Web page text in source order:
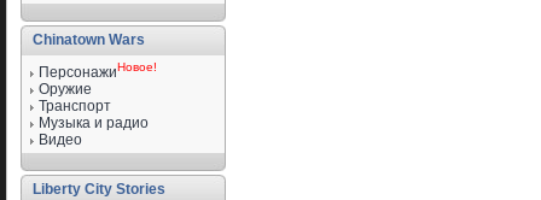
Chinatown Wars
ПерсонажиНовое!
Оружие
Транспорт
Музыка и радио
Видео
Liberty City Stories